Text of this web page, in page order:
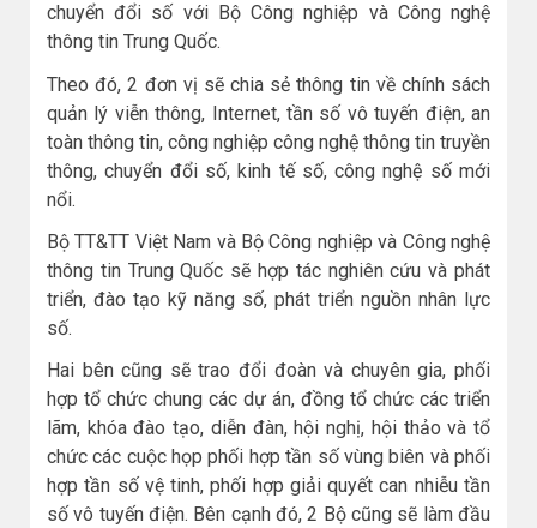
chuyển đổi số với Bộ Công nghiệp và Công nghệ
thông tin Trung Quốc.
Theo đó, 2 đơn vị sẽ chia sẻ thông tin về chính sách
quản lý viễn thông, Internet, tần số vô tuyến điện, an
toàn thông tin, công nghiệp công nghệ thông tin truyền
thông, chuyển đổi số, kinh tế số, công nghệ số mới
nổi.
Bộ TT&TT Việt Nam và Bộ Công nghiệp và Công nghệ
thông tin Trung Quốc sẽ hợp tác nghiên cứu và phát
triển, đào tạo kỹ năng số, phát triển nguồn nhân lực
số.
Hai bên cũng sẽ trao đổi đoàn và chuyên gia, phối
hợp tổ chức chung các dự án, đồng tổ chức các triển
lãm, khóa đào tạo, diễn đàn, hội nghị, hội thảo và tổ
chức các cuộc họp phối hợp tần số vùng biên và phối
hợp tần số vệ tinh, phối hợp giải quyết can nhiễu tần
số vô tuyến điện. Bên cạnh đó, 2 Bộ cũng sẽ làm đầu